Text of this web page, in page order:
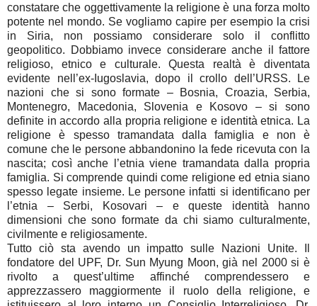
constatare che oggettivamente la religione è una forza molto
potente nel mondo. Se vogliamo capire per esempio la crisi
in Siria, non possiamo considerare solo il conflitto
geopolitico. Dobbiamo invece considerare anche il fattore
religioso, etnico e culturale. Questa realtà è diventata
evidente nell’ex-Iugoslavia, dopo il crollo dell’URSS. Le
nazioni che si sono formate – Bosnia, Croazia, Serbia,
Montenegro, Macedonia, Slovenia e Kosovo – si sono
definite in accordo alla propria religione e identità etnica. La
religione è spesso tramandata dalla famiglia e non è
comune che le persone abbandonino la fede ricevuta con la
nascita; così anche l’etnia viene tramandata dalla propria
famiglia. Si comprende quindi come religione ed etnia siano
spesso legate insieme. Le persone infatti si identificano per
l’etnia – Serbi, Kosovari – e queste identità hanno
dimensioni che sono formate da chi siamo culturalmente,
civilmente e religiosamente.
Tutto ciò sta avendo un impatto sulle Nazioni Unite. Il
fondatore del UPF, Dr. Sun Myung Moon, già nel 2000 si è
rivolto a quest’ultime affinché comprendessero e
apprezzassero maggiormente il ruolo della religione, e